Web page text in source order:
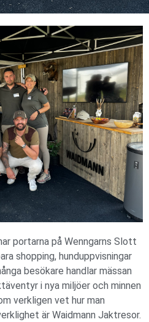
portarna på Wenngarns Slott
shopping, hunduppvisningar
besökare handlar mässan
i nya miljöer och minnen
verkligen vet hur man
är Waidmann Jaktresor.